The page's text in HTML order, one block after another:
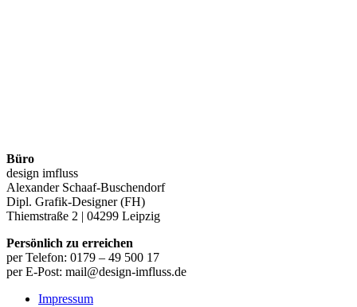
Büro
design imfluss
Alexander Schaaf-Buschendorf
Dipl. Grafik-Designer (FH)
Thiemstraße 2 | 04299 Leipzig
Persönlich zu erreichen
per Telefon: 0179 – 49 500 17
per E-Post: mail@design-imfluss.de
Impressum